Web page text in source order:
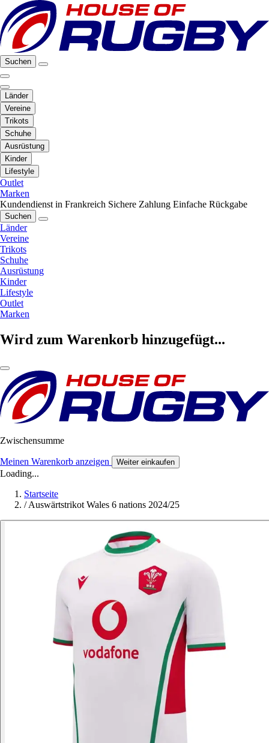
Suchen
Länder
Vereine
Trikots
Schuhe
Ausrüstung
Kinder
Lifestyle
Outlet
Marken
Kundendienst in Frankreich Sichere Zahlung Einfache Rückgabe
Suchen
Länder
Vereine
Trikots
Schuhe
Ausrüstung
Kinder
Lifestyle
Outlet
Marken
Wird zum Warenkorb hinzugefügt...
Zwischensumme
Meinen Warenkorb anzeigen Weiter einkaufen
Loading...
Startseite
/ Auswärtstrikot Wales 6 nations 2024/25